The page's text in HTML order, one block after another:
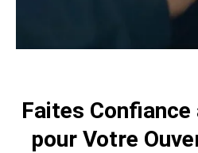
Faites
pour Votre